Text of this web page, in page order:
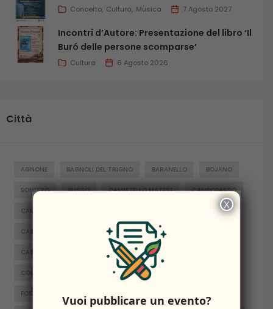
Concerto Cultura Musica 7 Agosto 2027
Incontri d’Autore: Presentazione del libro ‘Il
Buró delle persone scomparse’
Cultura 6 Agosto 2026
Città
AGNONE BAGNOLI DEL TRIGNO BARANELLO BOJANO
BONEFRO BUSSO CAMPITELLO MATESE CAMPOBASSO
CAMPOMARINO
CASACALENDA CASTELNUOVO AL VOLTURNO
CASTELPETROSO CASTROPIGNANO
COLLE D'ANCHISE COLLETORTO
FOSSALTO
×
Vuoi pubblicare un evento?
X